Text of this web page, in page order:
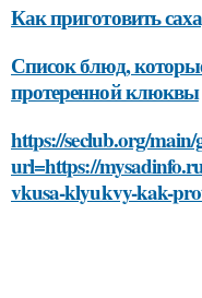
Как приготовить
Список блюд,
протеренной клюквы
https://seclub.org/main/
url=https://
vkusa-klyukvy-kak-